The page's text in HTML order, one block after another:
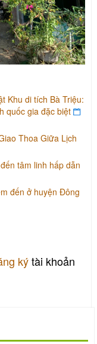
Khu di tích Bà Triệu:
quốc gia đặc biệt
Thoa Giữa Lịch
tâm linh hấp dẫn
đến ở huyện Đông
kýtài khoản